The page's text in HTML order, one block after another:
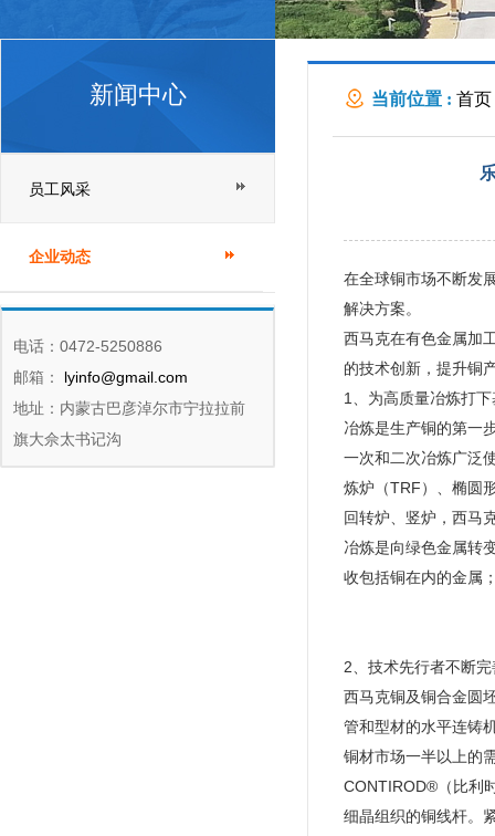
新闻中心
员工风采
企业动态
电话：0472-5250886
邮箱：
lyinfo@gmail.com
地址：内蒙古巴彦淖尔市宁拉拉前
旗大佘太书记沟
当前位置 : 首页
在全球铜市场不断发
解决方案。
西马克在有色金属加
的技术创新，提升铜
1、为高质量冶炼打
冶炼是生产铜的第一
一次和二次冶炼广泛
炼炉（TRF）、椭圆
回转炉、竖炉，西马
冶炼是向绿色金属转
收包括铜在内的金属
2、技术先行者不断
西马克铜及铜合金圆
管和型材的水平连铸
铜材市场一半以上的
CONTIROD®（比利
细晶组织的铜线杆。